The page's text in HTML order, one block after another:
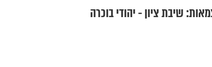
שיבת ציון - יהודי בוכרה